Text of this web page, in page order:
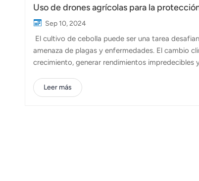
Uso de drones agrícolas para la
Sep 10, 2024
El cultivo de cebolla puede ser una tarea
amenaza de plagas y enfermedades. El cambio
crecimiento, generar rendimientos
mayores costos para los agricultores. Para
cebolla se ha convertido en una solución
Leer más